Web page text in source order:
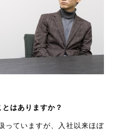
はありますか？
っていますが、入社以来ほぼ